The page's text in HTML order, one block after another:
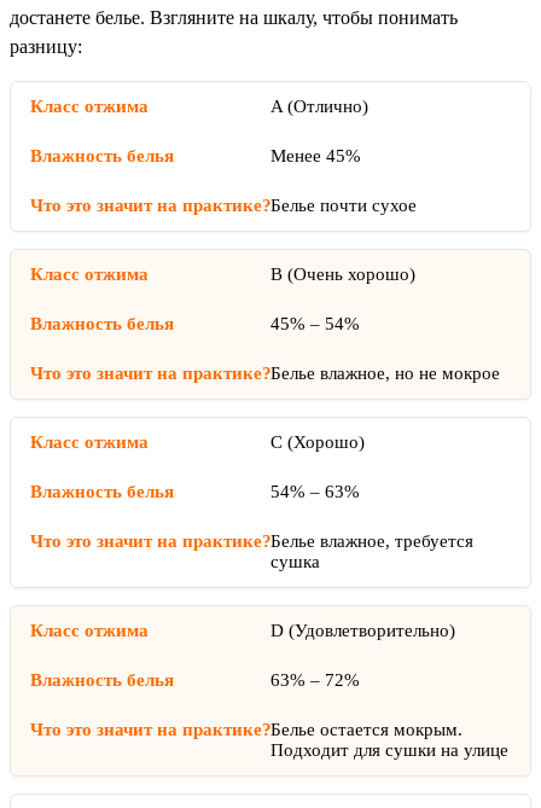
достанете белье. Взгляните на шкалу, чтобы понимать
разницу:
A (Отлично)
Менее 45%
Белье почти сухое
B (Очень хорошо)
45% – 54%
Белье влажное, но не мокрое
C (Хорошо)
54% – 63%
Белье влажное, требуется
сушка
D (Удовлетворительно)
63% – 72%
Белье остается мокрым.
Подходит для сушки на улице